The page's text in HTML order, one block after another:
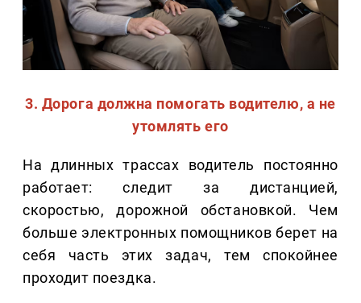
3. Дорога должна помогать водителю, а не
утомлять его
На длинных трассах водитель постоянно
работает: следит за дистанцией,
скоростью, дорожной обстановкой. Чем
больше электронных помощников берет на
себя часть этих задач, тем спокойнее
проходит поездка.